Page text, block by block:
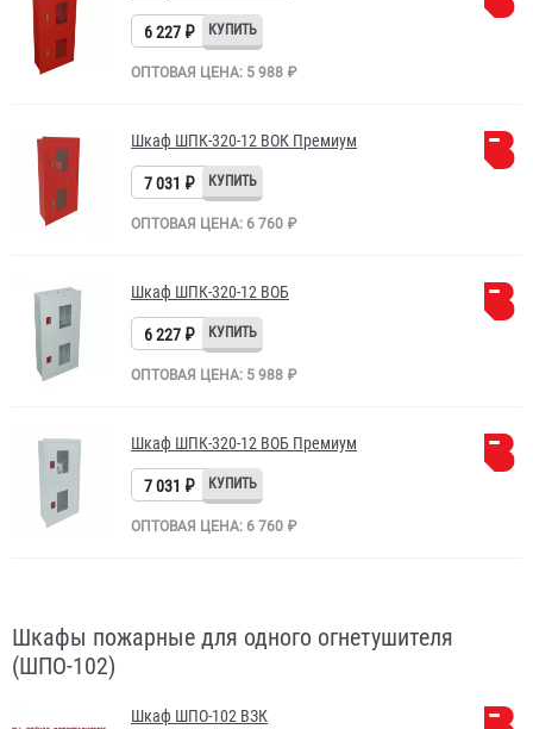
6 227 ₽
ОПТОВАЯ ЦЕНА: 5 988 ₽
Шкаф ШПК-320-12 ВОК Премиум
7 031 ₽
ОПТОВАЯ ЦЕНА: 6 760 ₽
Шкаф ШПК-320-12 ВОБ
6 227 ₽
ОПТОВАЯ ЦЕНА: 5 988 ₽
Шкаф ШПК-320-12 ВОБ Премиум
7 031 ₽
ОПТОВАЯ ЦЕНА: 6 760 ₽
Шкафы пожарные для одного огнетушителя
(ШПО-102)
Шкаф ШПО-102 ВЗК